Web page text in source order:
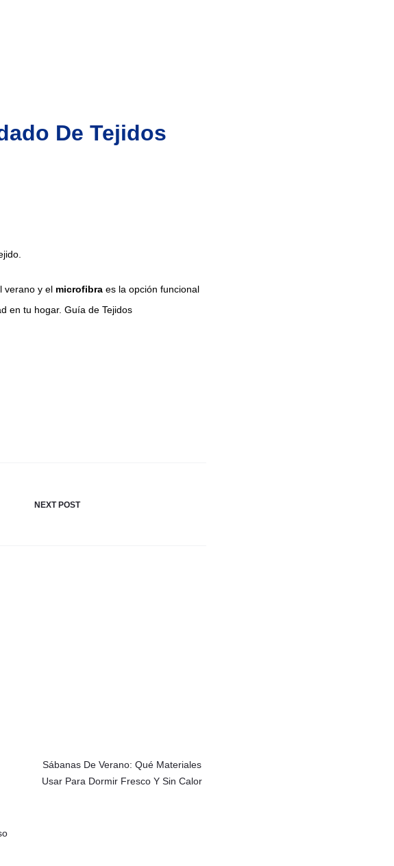
De Tejidos
verano y el microfibraes la opción funcional
en tu hogar. Guía de Tejidos
NEXT POST
Sábanas De Verano: Qué Materiales
Usar Para Dormir Fresco Y Sin Calor